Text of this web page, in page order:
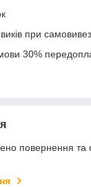
при
30%
повернення та